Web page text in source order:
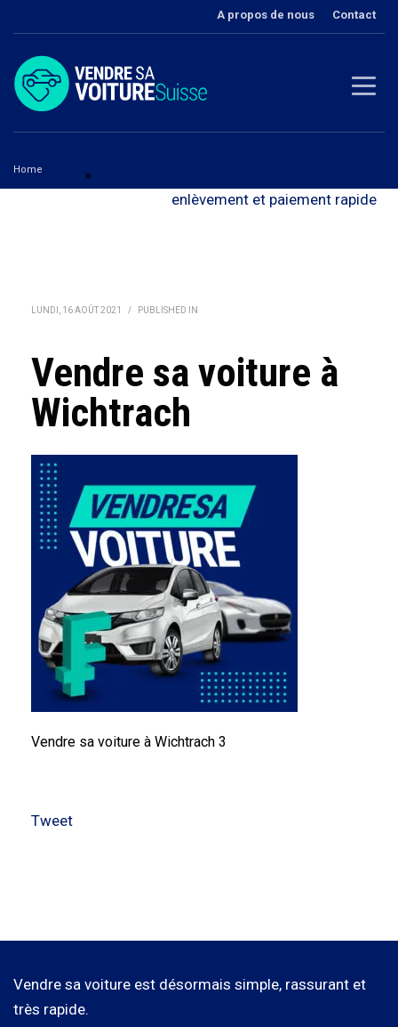
A propos de nous Contact
Home »
enlèvement et paiement rapide
LUNDI, 16 AOÛT 2021 / PUBLISHED IN
Vendre sa voiture à
Wichtrach
Vendre sa voiture à Wichtrach 3
Tweet
Vendre sa voiture est désormais simple, rassurant et
très rapide.